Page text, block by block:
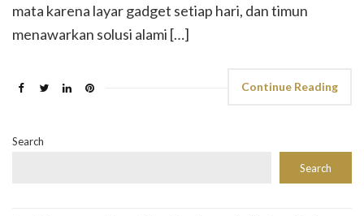
mata karena layar gadget setiap hari, dan timun
menawarkan solusi alami […]
Continue Reading
Search
Search